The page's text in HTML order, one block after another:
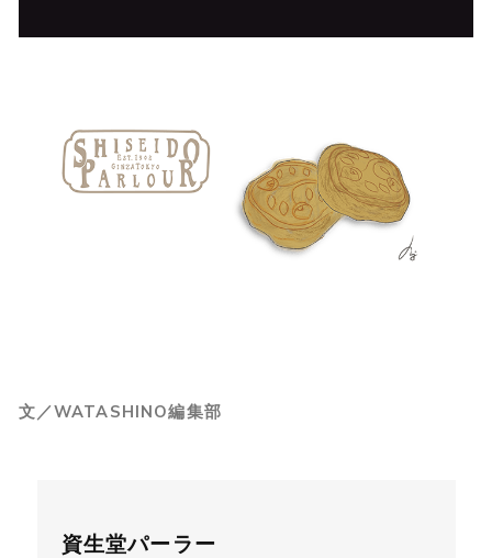
文／WATASHINO編集部
資生堂パーラー